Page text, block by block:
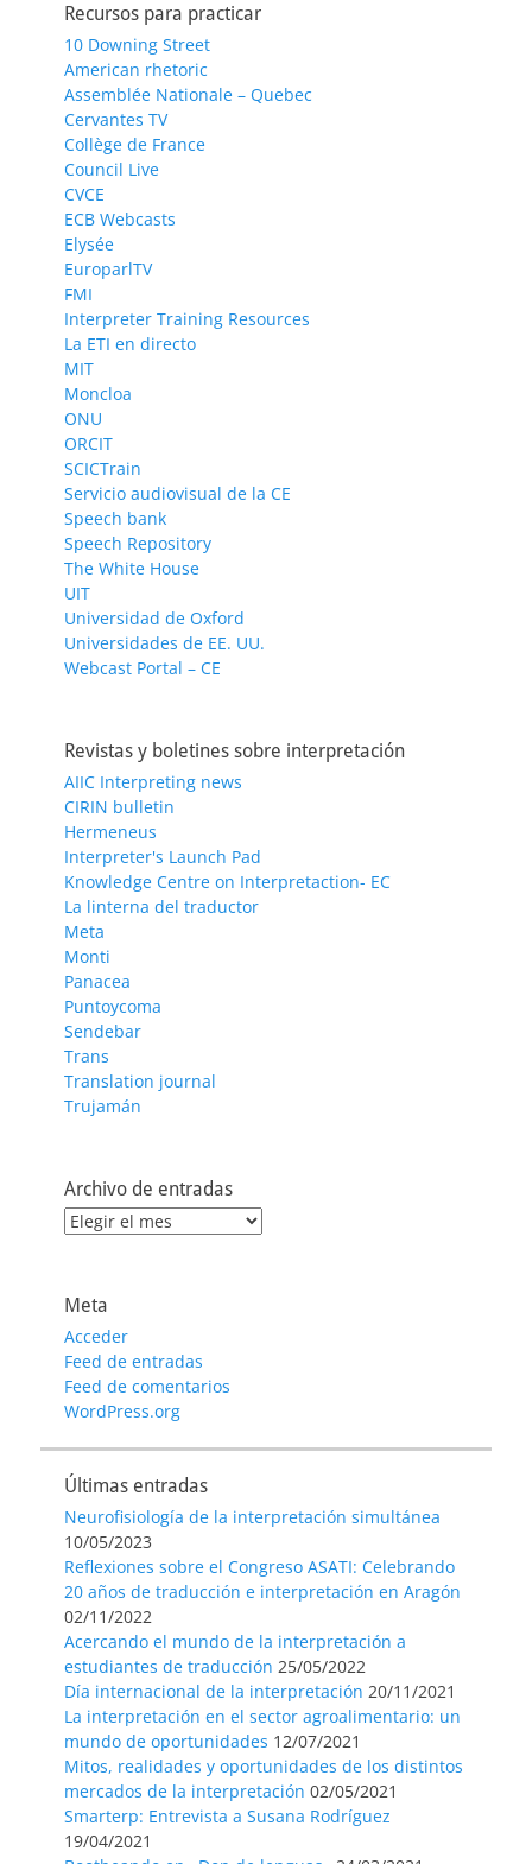
Recursos para practicar
10 Downing Street
American rhetoric
Assemblée Nationale – Quebec
Cervantes TV
Collège de France
Council Live
CVCE
ECB Webcasts
Elysée
EuroparlTV
FMI
Interpreter Training Resources
La ETI en directo
MIT
Moncloa
ONU
ORCIT
SCICTrain
Servicio audiovisual de la CE
Speech bank
Speech Repository
The White House
UIT
Universidad de Oxford
Universidades de EE. UU.
Webcast Portal – CE
Revistas y boletines sobre interpretación
AIIC Interpreting news
CIRIN bulletin
Hermeneus
Interpreter's Launch Pad
Knowledge Centre on Interpretaction- EC
La linterna del traductor
Meta
Monti
Panacea
Puntoycoma
Sendebar
Trans
Translation journal
Trujamán
Archivo de entradas
Archivo
Meta
Acceder
Feed de entradas
Feed de comentarios
WordPress.org
Últimas entradas
Neurofisiología de la interpretación simultánea
10/05/2023
Reflexiones sobre el Congreso ASATI: Celebrando
20 años de traducción e interpretación en Aragón
02/11/2022
Acercando el mundo de la interpretación a
estudiantes de traducción 25/05/2022
Día internacional de la interpretación 20/11/2021
La interpretación en el sector agroalimentario: un
mundo de oportunidades 12/07/2021
Mitos, realidades y oportunidades de los distintos
mercados de la interpretación 02/05/2021
Smarterp: Entrevista a Susana Rodríguez
19/04/2021